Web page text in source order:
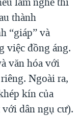
thành
“giáp” và
việc đồng áng.
văn hóa với
Ngoài ra,
kín của
dân ngụ cư).